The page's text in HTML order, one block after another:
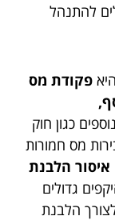
להתנהל
פקודת מס
כגון חוק
מס חמורות
איסור הלבנת
גדולים
הלבנת